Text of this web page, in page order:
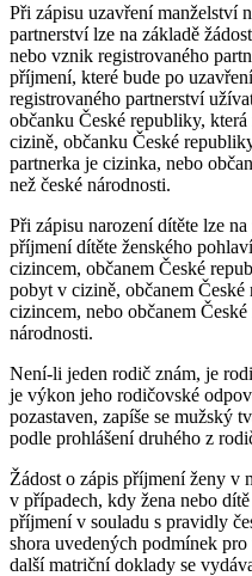
Při zápisu uzavření manželství
partnerství lze na základě
nebo vznik registrovaného
příjmení, které bude po
registrovaného partnerství
občanku České republiky,
cizině, občanku České
partnerka je cizinka, nebo
než české národnosti.
Při zápisu narození dítěte lze
příjmení dítěte ženského
cizincem, občanem České
pobyt v cizině, občanem
cizincem, nebo občanem
národnosti.
Není-li jeden rodič znám, je
je výkon jeho rodičovské
pozastaven, zapíše se mužský
podle prohlášení druhého z
Žádost o zápis příjmení ženy v
v případech, kdy žena nebo
příjmení v souladu s pravidly
shora uvedených podmínek
další matriční doklady se